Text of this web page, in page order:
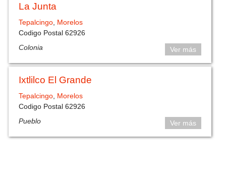
La Junta
Tepalcingo Morelos
Codigo Postal 62926
Colonia
Ver más
Ixtlilco El Grande
Tepalcingo Morelos
Codigo Postal 62926
Pueblo
Ver más